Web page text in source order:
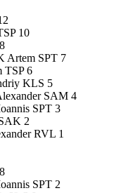
10
Artem SPT 7
TSP 6
KLS 5
SAM 4
SPT 3
2
RVL 1
SPT 2